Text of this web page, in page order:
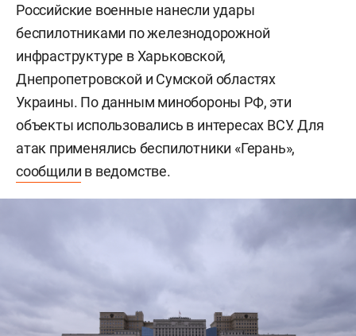
Российские военные нанесли удары
беспилотниками по железнодорожной
инфраструктуре в Харьковской,
Днепропетровской и Сумской областях
Украины. По данным минобороны РФ, эти
объекты использовались в интересах ВСУ. Для
атак применялись беспилотники «Герань»,
сообщили в ведомстве.